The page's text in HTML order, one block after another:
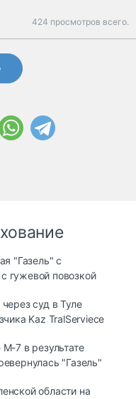
424 просмотров всего.
"Газель" с
гужевой повозкой
суд в Туле
Kaz TralServiece
7 в результате
"Газель"
области на